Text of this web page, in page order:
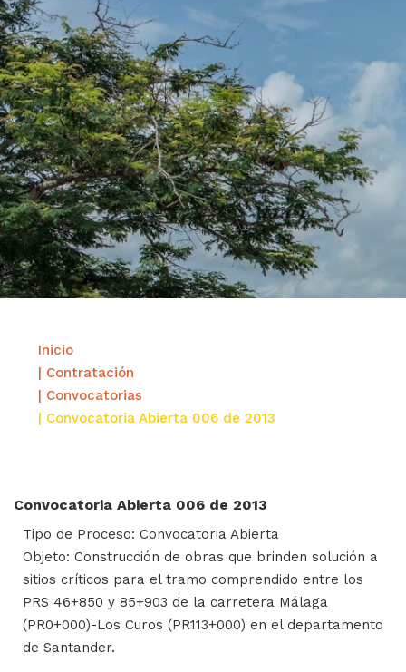
Inicio
| Contratación
| Convocatorias
| Convocatoria Abierta 006 de 2013
Convocatoria Abierta 006 de 2013
Tipo de Proceso: Convocatoria Abierta
Objeto: Construcción de obras que brinden solución a
sitios críticos para el tramo comprendido entre los
PRS 46+850 y 85+903 de la carretera Málaga
(PR0+000)-Los Curos (PR113+000) en el departamento
de Santander.